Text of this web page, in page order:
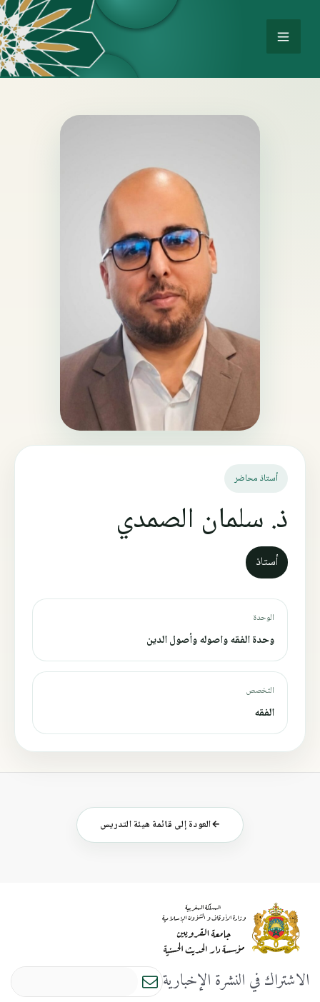
أستاذ محاضر
ذ. سلمان الصمدي
أستاذ
الوحدة
وحدة الفقه واصوله وأصول الدين
التخصص
الفقه
←العودة إلى قائمة هيئة التدريس
الاشتراك في النشرة الإخبارية